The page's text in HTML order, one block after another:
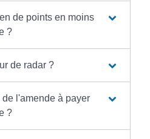
de points en moins
?
de radar ?
l'amende à payer
?